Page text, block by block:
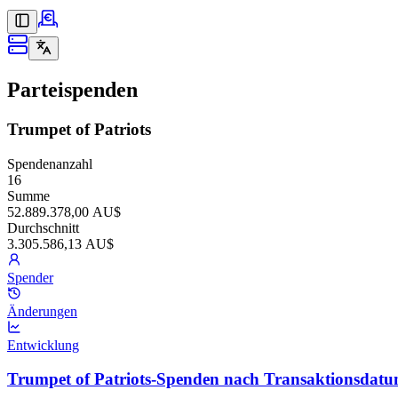
Parteispenden
Trumpet of Patriots
Spendenanzahl
16
Summe
52.889.378,00 AU$
Durchschnitt
3.305.586,13 AU$
Spender
Änderungen
Entwicklung
Trumpet of Patriots-Spenden nach